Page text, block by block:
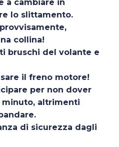
a cambiare in
lo slittamento.
collina!
bruschi del volante e
il freno motore!
per non dover
minuto, altrimenti
di sicurezza dagli